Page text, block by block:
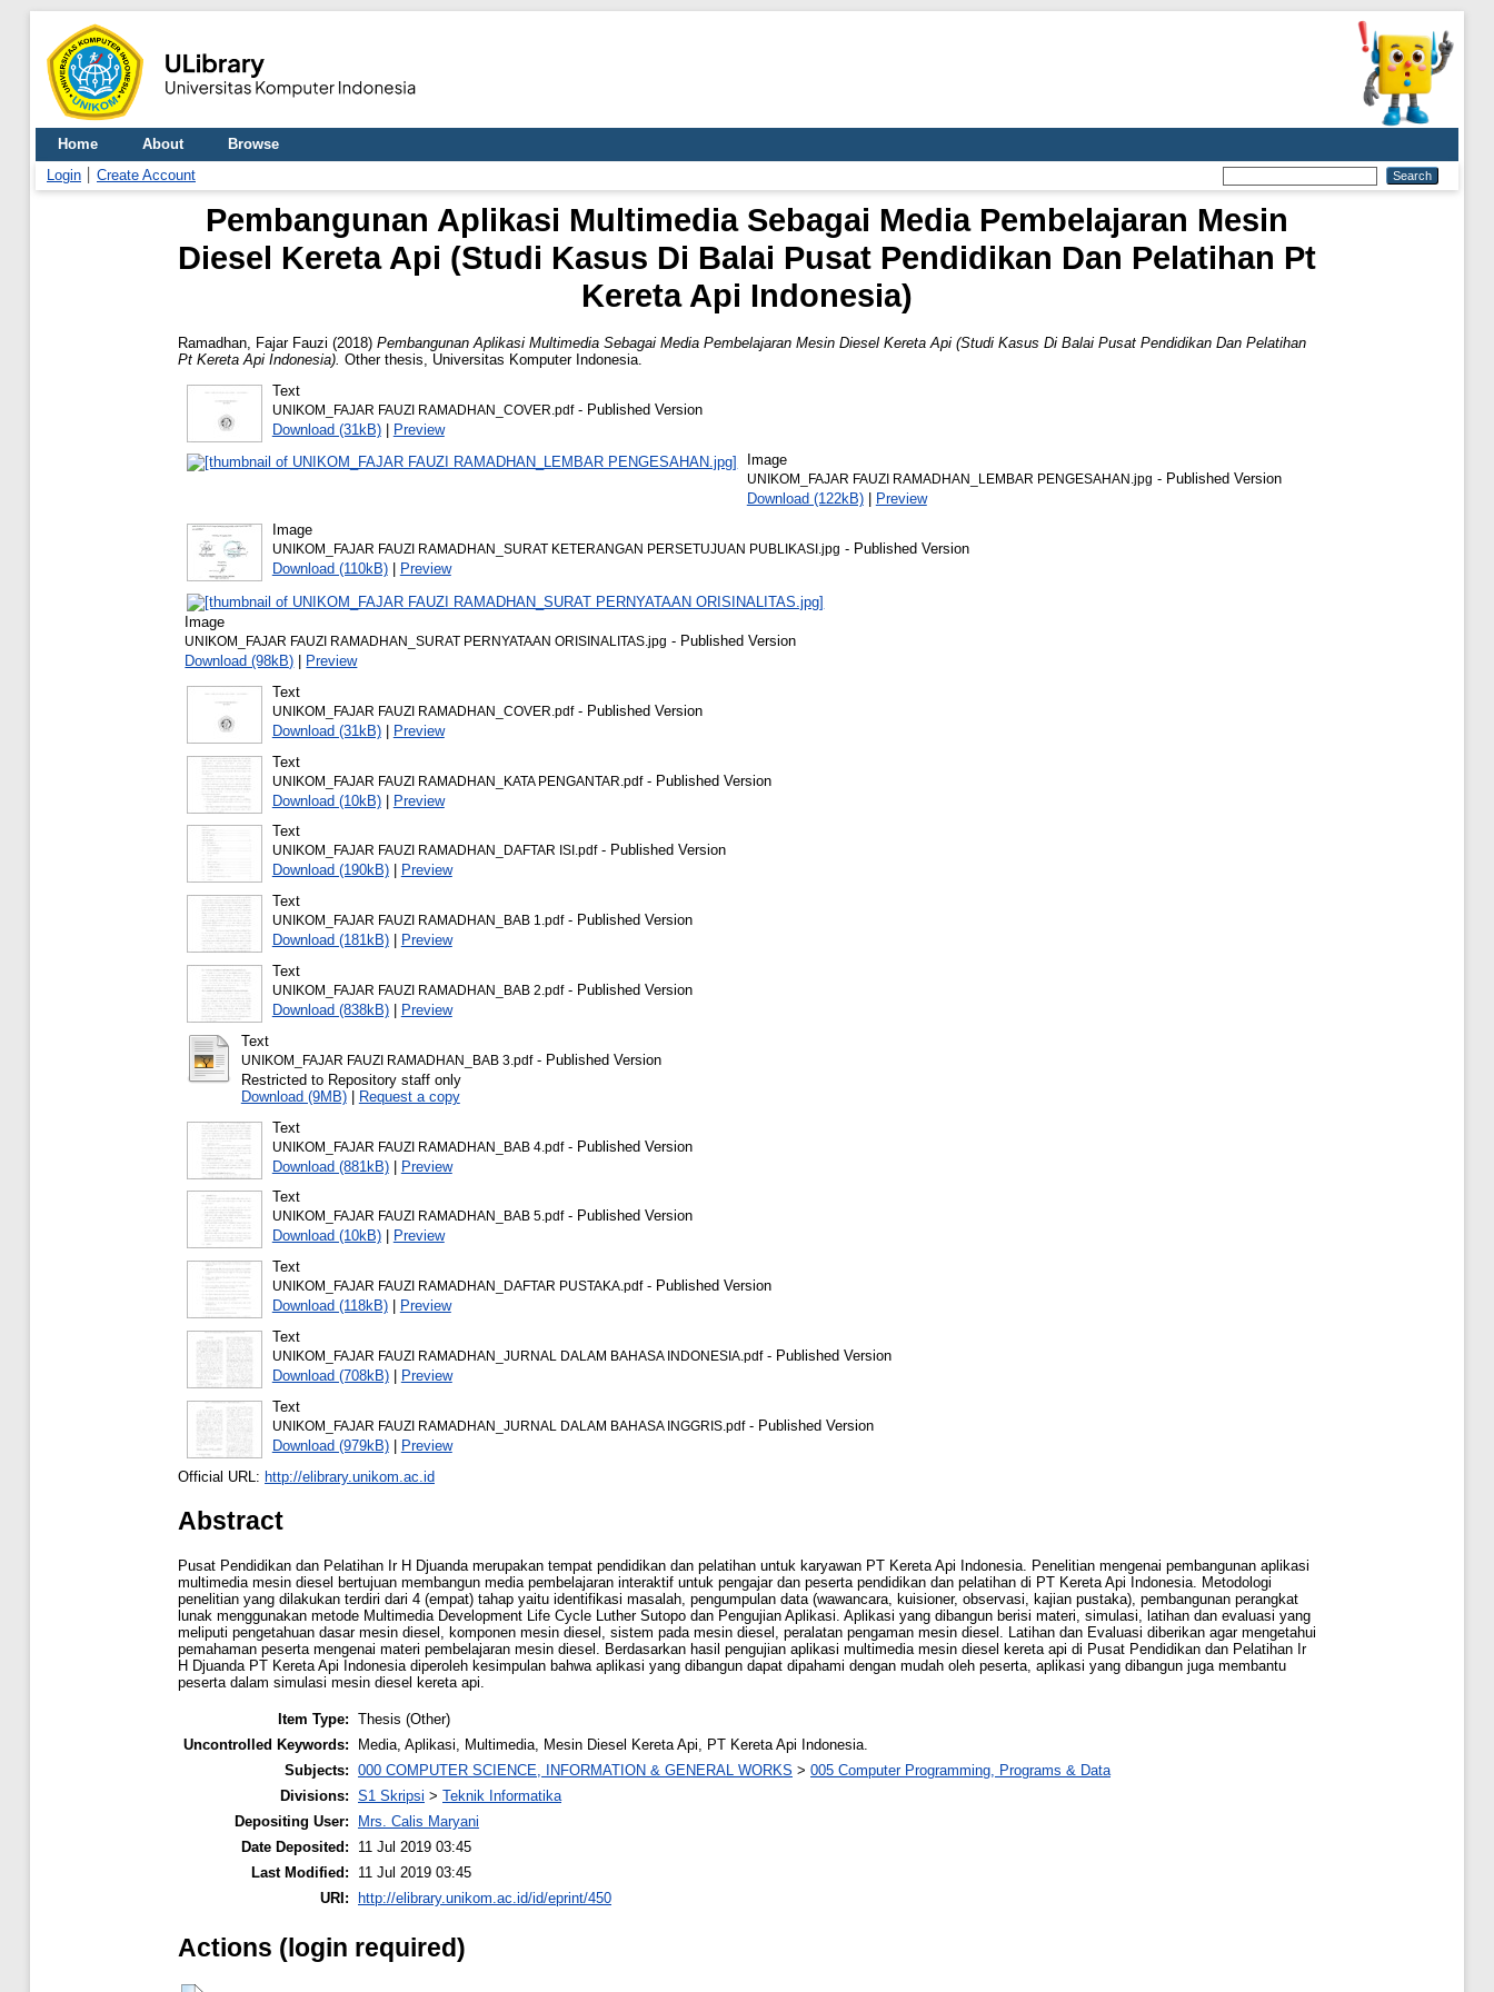
Home About
Browse
Login
Create Account
Pembangunan Aplikasi Multimedia Sebagai Media Pembelajaran Mesin
Diesel Kereta Api (Studi Kasus Di Balai Pusat Pendidikan Dan Pelatihan Pt
Kereta Api Indonesia)
Ramadhan, Fajar Fauzi (2018) Pembangunan Aplikasi Multimedia Sebagai Media Pembelajaran Mesin Diesel Kereta Api (Studi Kasus Di Balai Pusat Pendidikan Dan Pelatihan
Pt Kereta Api Indonesia). Other thesis, Universitas Komputer Indonesia.
Text
UNIKOM_FAJAR FAUZI RAMADHAN_COVER.pdf- Published Version
Download (31kB)| Preview
Image
UNIKOM_FAJAR FAUZI RAMADHAN_LEMBAR PENGESAHAN.jpg - Published Version
Download (122kB)|
Preview
Image
UNIKOM_FAJAR FAUZI RAMADHAN_SURAT KETERANGAN PERSETUJUAN PUBLIKASI.jpg - Published Version
Download (110kB)| Preview
Image
UNIKOM_FAJAR FAUZI RAMADHAN_SURAT PERNYATAAN ORISINALITAS.jpg - Published Version
Download (98kB)
Preview
Text
UNIKOM_FAJAR FAUZI RAMADHAN_COVER.pdf- Published Version
Download (31kB)|
Preview
Text
UNIKOM_FAJAR FAUZI RAMADHAN_KATA PENGANTAR.pdf- Published Version
Download (10kB)| Preview
Text
UNIKOM_FAJAR FAUZI RAMADHAN_DAFTAR ISI.pdf- Published Version
Download (190kB)|
Preview
Text
UNIKOM_FAJAR FAUZI RAMADHAN_BAB 1.pdf- Published Version
Download (181kB)|
Preview
Text
UNIKOM_FAJAR FAUZI RAMADHAN_BAB 2.pdf- Published Version
Download (838kB)|
Preview
Text
UNIKOM_FAJAR FAUZI RAMADHAN_BAB 3.pdf- Published Version
Restricted to Repository staff only
Download (9MB)|
Request a copy
Text
UNIKOM_FAJAR FAUZI RAMADHAN_BAB 4.pdf- Published Version
Download (881kB)| Preview
Text
UNIKOM_FAJAR FAUZI RAMADHAN_BAB 5.pdf- Published Version
Download (10kB)|
Preview
Text
UNIKOM_FAJAR FAUZI RAMADHAN_DAFTAR PUSTAKA.pdf- Published Version
Download (118kB)|
Preview
Text
UNIKOM_FAJAR FAUZI RAMADHAN_JURNAL DALAM BAHASA INDONESIA.pdf- Published Version
Download (708kB)|
Preview
Text
UNIKOM_FAJAR FAUZI RAMADHAN_JURNAL DALAM BAHASA INGGRIS.pdf- Published Version
Download (979kB)|
Preview
Official URL: http://elibrary.unikom.ac.id
Abstract
Pusat Pendidikan dan Pelatihan Ir H Djuanda merupakan tempat pendidikan dan pelatihan untuk karyawan PT Kereta Api Indonesia. Penelitian mengenai pembangunan aplikasi
multimedia mesin diesel bertujuan membangun media pembelajaran interaktif untuk pengajar dan peserta pendidikan dan pelatihan di PT Kereta Api Indonesia. Metodologi
penelitian yang dilakukan terdiri dari 4 (empat) tahap yaitu identifikasi masalah, pengumpulan data (wawancara, kuisioner, observasi, kajian pustaka), pembangunan perangkat
lunak menggunakan metode Multimedia Development Life Cycle Luther Sutopo dan Pengujian Aplikasi. Aplikasi yang dibangun berisi materi, simulasi, latihan dan evaluasi yang
meliputi pengetahuan dasar mesin diesel, komponen mesin diesel, sistem pada mesin diesel, peralatan pengaman mesin diesel. Latihan dan Evaluasi diberikan agar mengetahui
pemahaman peserta mengenai materi pembelajaran mesin diesel. Berdasarkan hasil pengujian aplikasi multimedia mesin diesel kereta api di Pusat Pendidikan dan Pelatihan Ir
H Djuanda PT Kereta Api Indonesia diperoleh kesimpulan bahwa aplikasi yang dibangun dapat dipahami dengan mudah oleh peserta, aplikasi yang dibangun juga membantu
peserta dalam simulasi mesin diesel kereta api.
Item Type: Thesis (Other)
Uncontrolled Keywords:
Media, Aplikasi, Multimedia, Mesin Diesel Kereta Api, PT Kereta Api Indonesia.
Subjects: 000 COMPUTER SCIENCE, INFORMATION & GENERAL WORKS > 005 Computer Programming, Programs & Data
Divisions: S1 Skripsi > Teknik Informatika
Depositing User:
Mrs. Calis Maryani
Date Deposited:
11 Jul 2019 03:45
Last Modified:
11 Jul 2019 03:45
URI: http://elibrary.unikom.ac.id/id/eprint/450
Actions (login required)